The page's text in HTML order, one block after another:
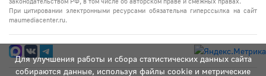
Для улучшения работы и сбора статистических данных сайта
собираются данные, используя файлы cookie и метрические
При цитировании электронными ресурсами обязательна гиперссылка на сайт
maumediacenter.ru.